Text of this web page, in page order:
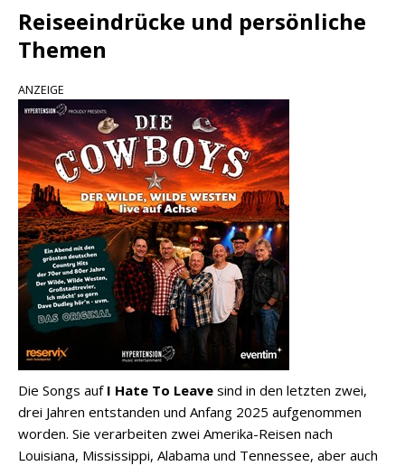
Reiseeindrücke und persönliche
Themen
ANZEIGE
Die Songs auf I Hate To Leave sind in den letzten zwei,
drei Jahren entstanden und Anfang 2025 aufgenommen
worden. Sie verarbeiten zwei Amerika-Reisen nach
Louisiana, Mississippi, Alabama und Tennessee, aber auch